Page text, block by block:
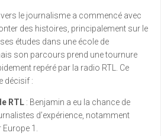
le journalisme a commencé avec
des histoires, principalement sur le
études dans une école de
son parcours prend une tournure
repéré par la radio RTL. Ce
décisif :
RTL : Benjamin a eu la chance de
d’expérience, notamment
1.